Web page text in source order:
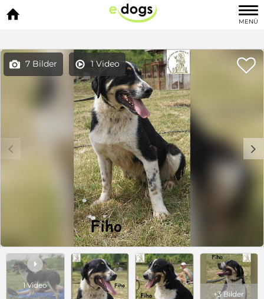

MENÜ
 7 Bilder  1 Video 
c d

1 Video
+3 Bilder